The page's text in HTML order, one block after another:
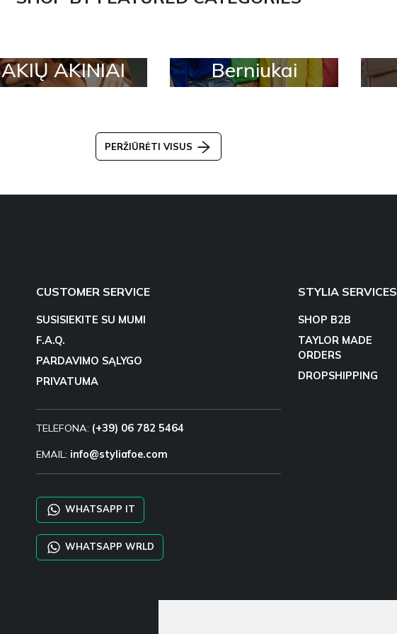
AKIŲ AKINIAI Berniukai
PERŽIŪRĖTI VISUS
CUSTOMER SERVICE
SUSISIEKITE SU MUMI
F.A.Q.
PARDAVIMO SĄLYGO
PRIVATUMA
TELEFONA: (+39) 06 782 5464
EMAIL: info@styliafoe.com
WHATSAPP IT
WHATSAPP WRLD
STYLIA SERVICES
SHOP B2B
TAYLOR MADE
ORDERS
DROPSHIPPING